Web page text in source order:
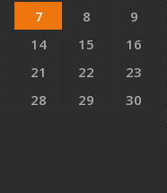
7 8
9
14 15
16
21 22
23
28 29
30